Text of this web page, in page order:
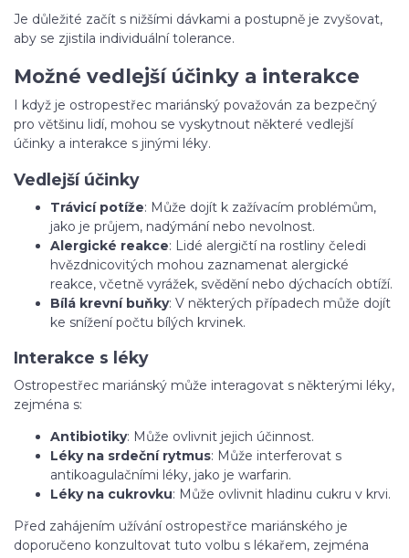
Je důležité začít s nižšími dávkami a postupně je zvyšovat,
aby se zjistila individuální tolerance.
Možné vedlejší účinky a interakce
I když je ostropestřec mariánský považován za bezpečný
pro většinu lidí, mohou se vyskytnout některé vedlejší
účinky a interakce s jinými léky.
Vedlejší účinky
Trávicí potíže: Může dojít k zažívacím problémům,
jako je průjem, nadýmání nebo nevolnost.
Alergické reakce: Lidé alergičtí na rostliny čeledi
hvězdnicovitých mohou zaznamenat alergické
reakce, včetně vyrážek, svědění nebo dýchacích obtíží.
Bílá krevní buňky: V některých případech může dojít
ke snížení počtu bílých krvinek.
Interakce s léky
Ostropestřec mariánský může interagovat s některými léky,
zejména s:
Antibiotiky: Může ovlivnit jejich účinnost.
Léky na srdeční rytmus: Může interferovat s
antikoagulačními léky, jako je warfarin.
Léky na cukrovku: Může ovlivnit hladinu cukru v krvi.
Před zahájením užívání ostropestřce mariánského je
doporučeno konzultovat tuto volbu s lékařem, zejména